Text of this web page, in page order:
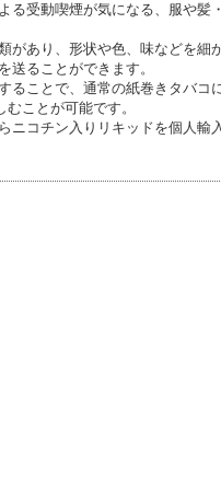
る受動喫煙が気になる、服や
があり、形状や色、味などを
送ることができます。
ることで、通常の紙巻きタバ
ことが可能です。
ニコチン入りリキッドを個人輸